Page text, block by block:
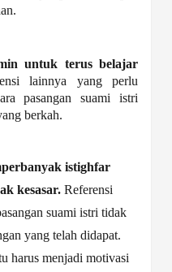
untuk terus belajar
lainnya yang perlu
pasangan suami istri
berkah.
istighfar
kesasar. Referensi
suami istri tidak
yang telah didapat.
harus menjadi motivasi